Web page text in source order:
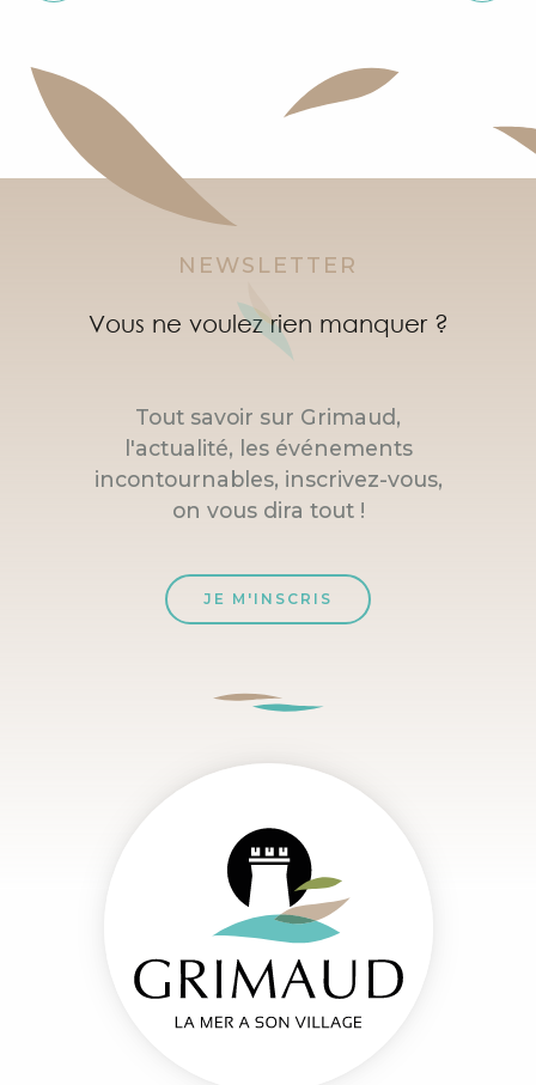
"SOS Cartel Radio" à l'After Beach
NEWSLETTER
Vous ne voulez rien manquer ?
Tout savoir sur Grimaud,
l'actualité, les événements
incontournables, inscrivez-vous,
on vous dira tout !
JE M'INSCRIS